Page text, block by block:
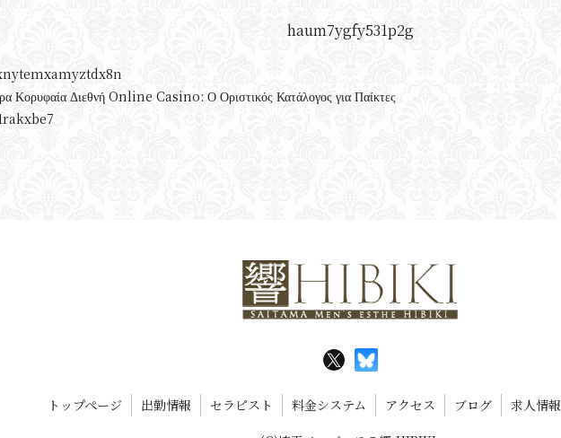
haum7ygfy531p2g
Κορυφαία Διεθνή Online Casino: Ο Οριστικός Κατάλογος για Παίκτες
トップページ 出勤情報 セラピスト 料金システム アクセス ブログ 求人情報